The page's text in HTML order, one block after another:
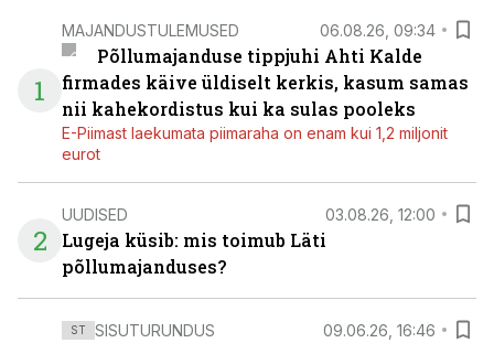
1
MAJANDUSTULEMUSED 06.08.26, 09:34
Põllumajanduse tippjuhi Ahti Kalde
firmades käive üldiselt kerkis, kasum samas
nii kahekordistus kui ka sulas pooleks
E-Piimast laekumata piimaraha on enam kui 1,2 miljonit
eurot
2
UUDISED 03.08.26, 12:00
Lugeja küsib: mis toimub Läti
põllumajanduses?
ST SISUTURUNDUS 09.06.26, 16:46